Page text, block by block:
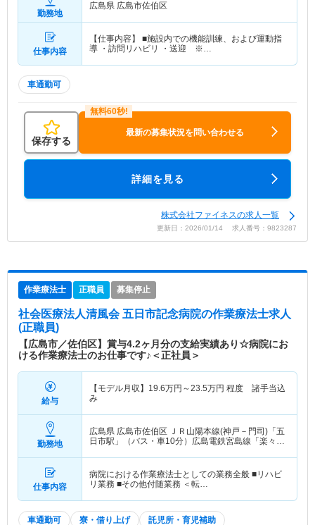
勤務地
広島県 広島市佐伯区
仕事内容
【仕事内容】 ■施設内での機能訓練、および運動指
導 ・訪問リハビリ ・送迎 ※…
車通勤可
保存する
最新の募集状況を問い合わせる
詳細を見る
株式会社ファイネスの求人一覧
更新日：2026/01/14 求人番号：9823287
作業療法士 正職員 募集停止
社会医療法人清風会 五日市記念病院の作業療法士求人
(正職員)
【広島市／佐伯区】賞与4.2ヶ月分の支給実績あり☆病院にお
ける作業療法士のお仕事です♪＜正社員＞
給与
【モデル月収】 19.6万円～23.5万円 程度 諸手当込
み
勤務地
広島県 広島市佐伯区 ＪＲ山陽本線(神戸－門司)「五
日市駅」（バス・車10分）広島電鉄宮島線「楽々園
仕事内容
病院における作業療法士としての業務全般 ■リハビ
リ業務 ■その他付随業務 ＜転…
車通勤可 寮・借り上げ 託児所・育児補助